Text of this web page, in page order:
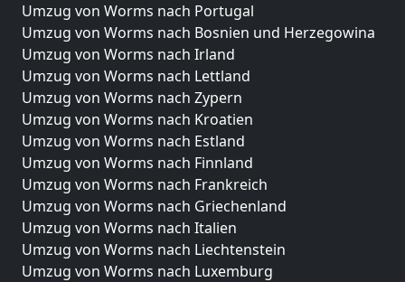
Umzug von Worms nach Portugal
Umzug von Worms nach Bosnien und Herzegowina
Umzug von Worms nach Irland
Umzug von Worms nach Lettland
Umzug von Worms nach Zypern
Umzug von Worms nach Kroatien
Umzug von Worms nach Estland
Umzug von Worms nach Finnland
Umzug von Worms nach Frankreich
Umzug von Worms nach Griechenland
Umzug von Worms nach Italien
Umzug von Worms nach Liechtenstein
Umzug von Worms nach Luxemburg